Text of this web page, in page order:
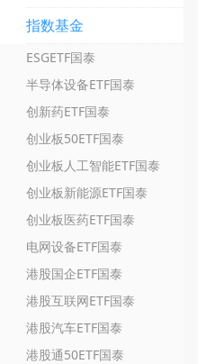
指数基金
ESGETF国泰
半导体设备ETF国泰
创新药ETF国泰
创业板50ETF国泰
创业板人工智能ETF国泰
创业板新能源ETF国泰
创业板医药ETF国泰
电网设备ETF国泰
港股国企ETF国泰
港股互联网ETF国泰
港股汽车ETF国泰
港股通50ETF国泰